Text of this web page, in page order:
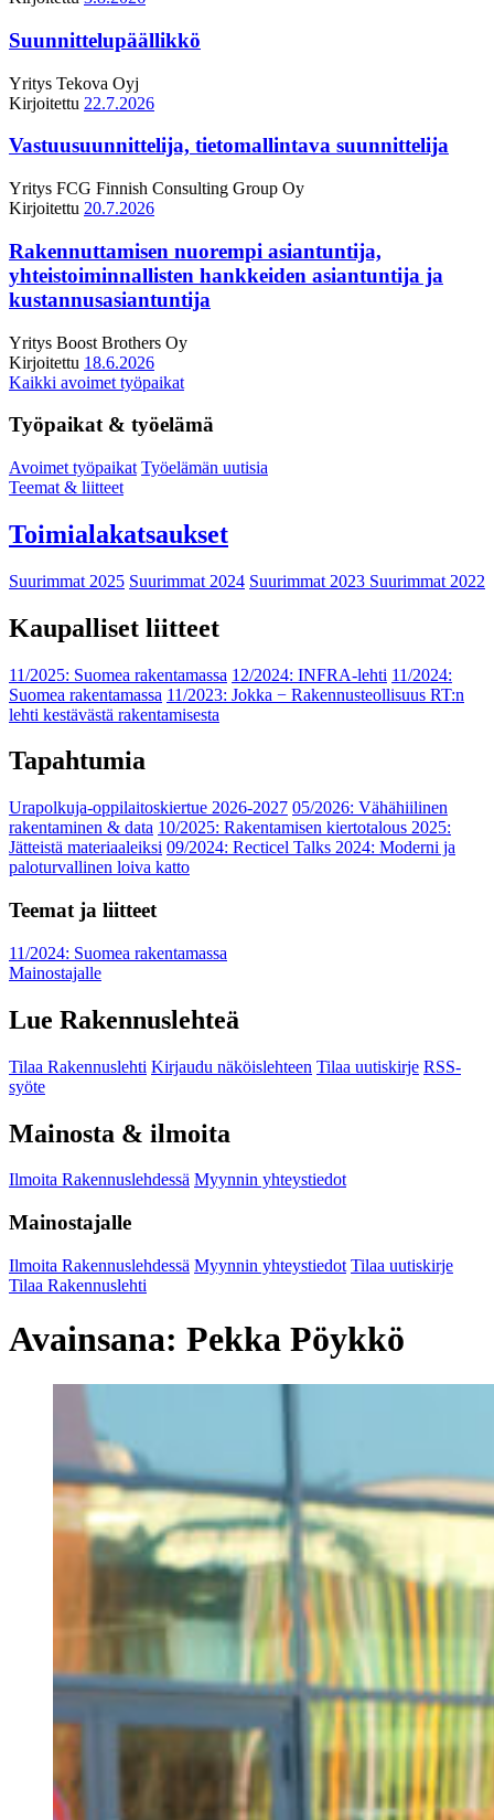
Suunnittelupäällikkö
Yritys Tekova Oyj
Kirjoitettu 22.7.2026
Vastuusuunnittelija, tietomallintava suunnittelija
Yritys FCG Finnish Consulting Group Oy
Kirjoitettu 20.7.2026
Rakennuttamisen nuorempi asiantuntija,
yhteistoiminnallisten hankkeiden asiantuntija ja
kustannusasiantuntija
Yritys Boost Brothers Oy
Kirjoitettu 18.6.2026
Kaikki avoimet työpaikat
Työpaikat & työelämä
Avoimet työpaikat Työelämän uutisia
Teemat & liitteet
Toimialakatsaukset
Suurimmat 2025 Suurimmat 2024 Suurimmat 2023 Suurimmat 2022
Kaupalliset liitteet
11/2025: Suomea rakentamassa 12/2024: INFRA-lehti 11/2024:
Suomea rakentamassa 11/2023: Jokka − Rakennusteollisuus RT:n
lehti kestävästä rakentamisesta
Tapahtumia
Urapolkuja-oppilaitoskiertue 2026-2027 05/2026: Vähähiilinen
rakentaminen & data 10/2025: Rakentamisen kiertotalous 2025:
Jätteistä materiaaleiksi 09/2024: Recticel Talks 2024: Moderni ja
paloturvallinen loiva katto
Teemat ja liitteet
11/2024: Suomea rakentamassa
Mainostajalle
Lue Rakennuslehteä
Tilaa Rakennuslehti Kirjaudu näköislehteen Tilaa uutiskirje RSS-
syöte
Mainosta & ilmoita
Ilmoita Rakennuslehdessä Myynnin yhteystiedot
Mainostajalle
Ilmoita Rakennuslehdessä Myynnin yhteystiedot Tilaa uutiskirje
Tilaa Rakennuslehti
Avainsana: Pekka Pöykkö